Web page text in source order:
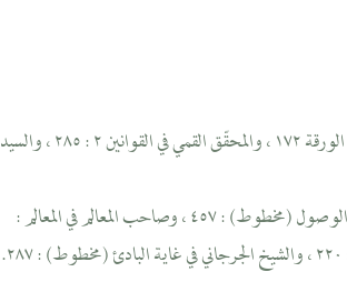
(٣) مثل السيّد العميدي في منية اللبيب (مخطوط) : الورقة ١٧٢ ، والمحقّق القمي في القوانين ٢ : ٢٨٥ ، والسيد
(٤) مثل العلاّمة في مبادئ الوصول : ٢٣٦ ، ونهاية الوصول (مخطوط) : ٤٥٧ ، وصاحب المعالم في المعالم :